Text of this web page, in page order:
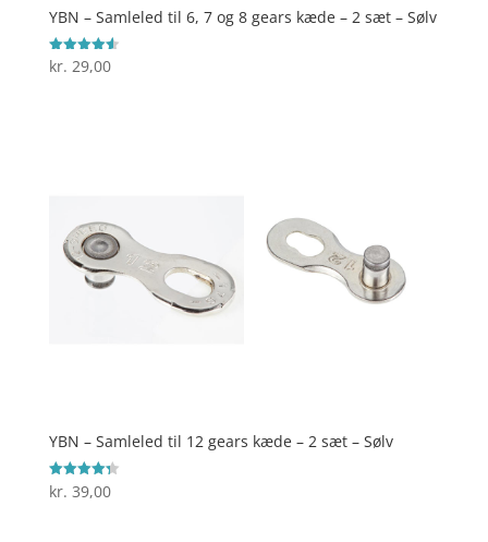
YBN – Samleled til 6, 7 og 8 gears kæde – 2 sæt – Sølv
Vurderet
4.6
kr. 29,00
YBN – Samleled til 12 gears kæde – 2 sæt – Sølv
Vurderet
4.3
kr. 39,00